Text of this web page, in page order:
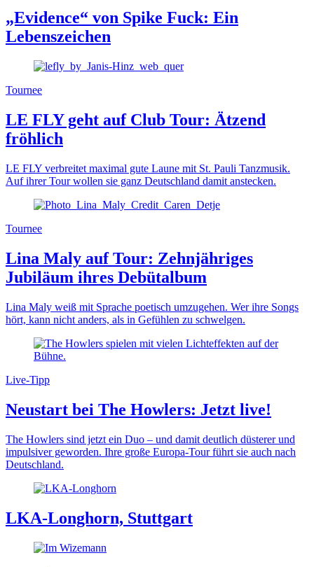
„Evidence“ von Spike Fuck: Ein
Lebenszeichen
Tournee
LE FLY geht auf Club Tour: Ätzend
fröhlich
LE FLY verbreitet maximal gute Laune mit St. Pauli Tanzmusik.
Auf ihrer Tour wollen sie ganz Deutschland damit anstecken.
Tournee
Lina Maly auf Tour: Zehnjähriges
Jubiläum ihres Debütalbum
Lina Maly weiß mit Sprache poetisch umzugehen. Wer ihre Songs
hört, kann nicht anders, als in Gefühlen zu schwelgen.
Live-Tipp
Neustart bei The Howlers: Jetzt live!
The Howlers sind jetzt ein Duo – und damit deutlich düsterer und
impulsiver geworden. Ihre große Europa-Tour führt sie auch nach
Deutschland.
LKA-Longhorn, Stuttgart